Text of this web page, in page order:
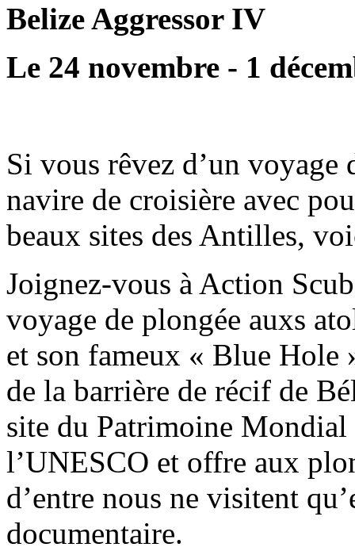
Belize Aggressor IV
Le 24 novembre - 1
Si vous rêvez d’un
navire de croisière avec
beaux sites des Antilles,
Joignez-vous à Action
voyage de plongée auxs
et son fameux « Blue Hole
de la barrière de récif de
site du Patrimoine Mondial
l’UNESCO et offre aux
d’entre nous ne visitent
documentaire.